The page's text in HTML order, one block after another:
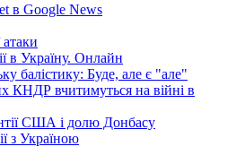
в Google News
в Україну. Онлайн
балістику: Буде, але є "але"
КНДР вчитимуться на війні в
США і долю Донбасу
з Україною